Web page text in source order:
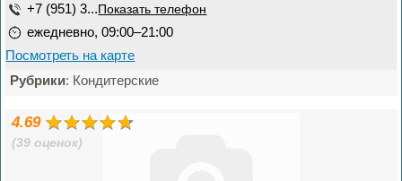
+7 (951) 3... Показать телефон
ежедневно, 09:00–21:00
Посмотреть на карте
Рубрики: Кондитерские
4.69
(39 оценок)